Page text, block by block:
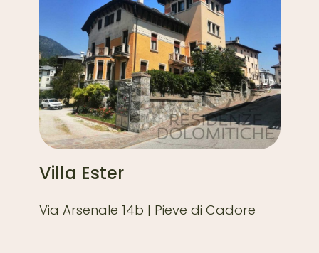
Villa Ester
Via Arsenale 14b | Pieve di Cadore